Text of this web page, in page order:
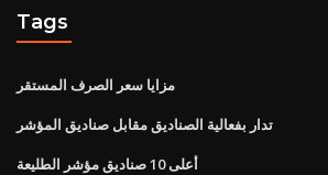
Tags
مزايا سعر الصرف المستقر
تدار بفعالية الصناديق مقابل صناديق المؤشر
أعلى 10 صناديق مؤشر الطليعة